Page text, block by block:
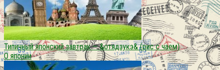
Типичный японский завтрак — &отядзукэ& (рис с чаем)
О японии